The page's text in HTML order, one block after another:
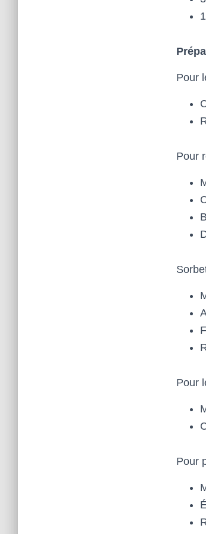
Pour
Pour
Pour
Pour